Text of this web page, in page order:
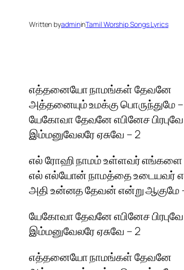
Written byadmininTamil Worship Songs Lyrics
எத்தனையோ நாமங்கள் தேவனே
அத்தனையும் உமக்கு பொருந்துமே
யேகோவா தேவனே எபினேச பிரபுவே
இம்மனுவேலரே ஏசுவே – 2
எல் ரோஹி நாமம் உள்ளவர்
எல் எல்யோன் நாமத்தை உடையவர்
அதி உன்னத தேவன் என்று ஆகுமே
யேகோவா தேவனே எபினேச பிரபுவே
இம்மனுவேலரே ஏசுவே – 2
எத்தனையோ நாமங்கள் தேவனே